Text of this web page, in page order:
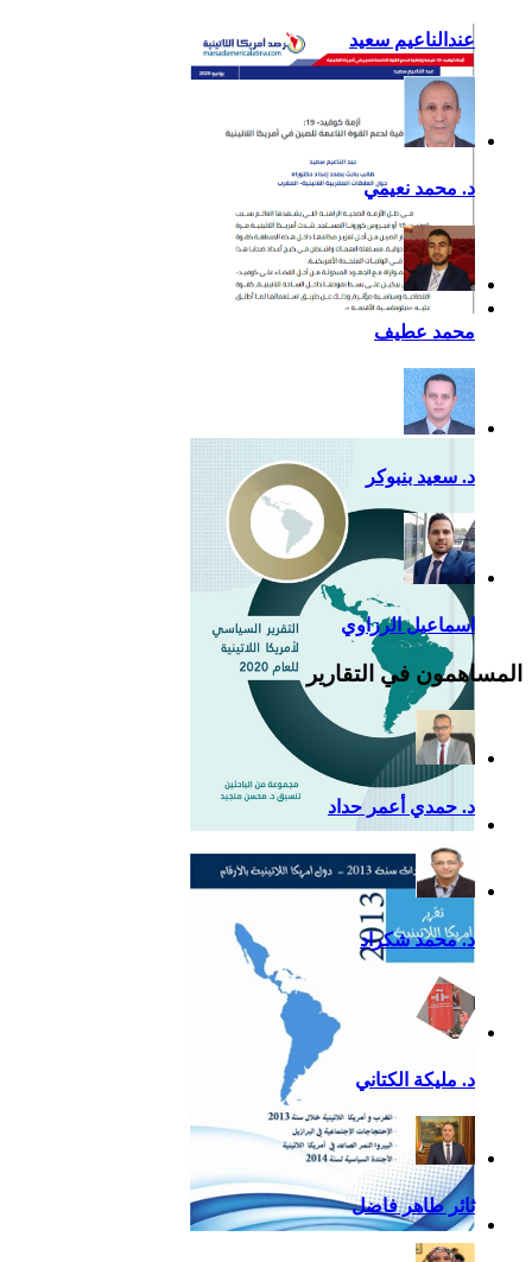
إضافية لدعم القوة الناعمة
للصين في أمريكا اللاتينية
التقرير السياسي لأمريكا
اللاتينية للعام 2020
تقرير أمريكا اللاتينية لسنة
عندالناعيم سعيد
د. محمد نعيمي
محمد عطيف
د. سعيد بنبوكر
اسماعيل الرزاوي
المساهمون في التقارير
د. حمدي أعمر حداد
د. محمد شكراد
د. مليكة الكتاني
ثائر طاهر فاضل